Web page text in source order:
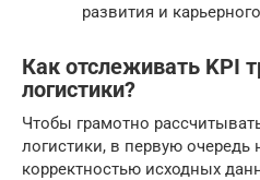
развития и
Как отслеживать KPI
логистики?
Чтобы грамотно
логистики, в первую очередь
корректностью исходных